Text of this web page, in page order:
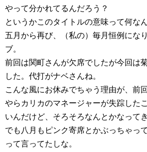
やって分かれてるんだろう？
というかこのタイトルの意味って何な
五月から再び、（私の）毎月恒例にな
ブ。
前回は関町さんが欠席でしたが今回は
した。代打がナベさんね。
こんな風にお休みでちゃう理由が、前
やらカリカのマネージャーが失踪した
いんだけど、そろそろなんとかなって
でも八月もピンク寄席とかぶっちゃっ
って言ってたしな。